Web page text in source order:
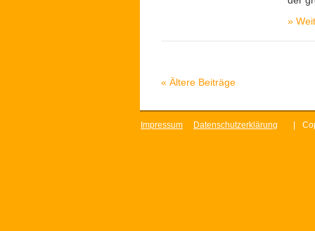
»
« Ältere Beiträge
Impressum Datenschutzerklärung